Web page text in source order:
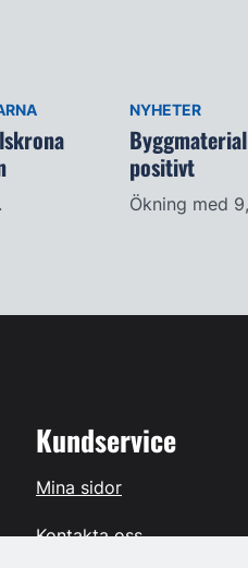
NYHETER
positivt
Ökning med
Kundservice
Mina sidor
Kontakta oss